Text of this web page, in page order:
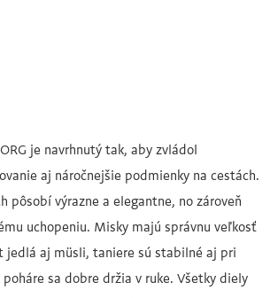
je navrhnutý tak, aby zvládol
aj náročnejšie podmienky na cestách.
pôsobí výrazne a elegantne, no zároveň
uchopeniu. Misky majú správnu veľkosť
jedlá aj müsli, taniere sú stabilné aj pri
sa dobre držia v ruke. Všetky diely